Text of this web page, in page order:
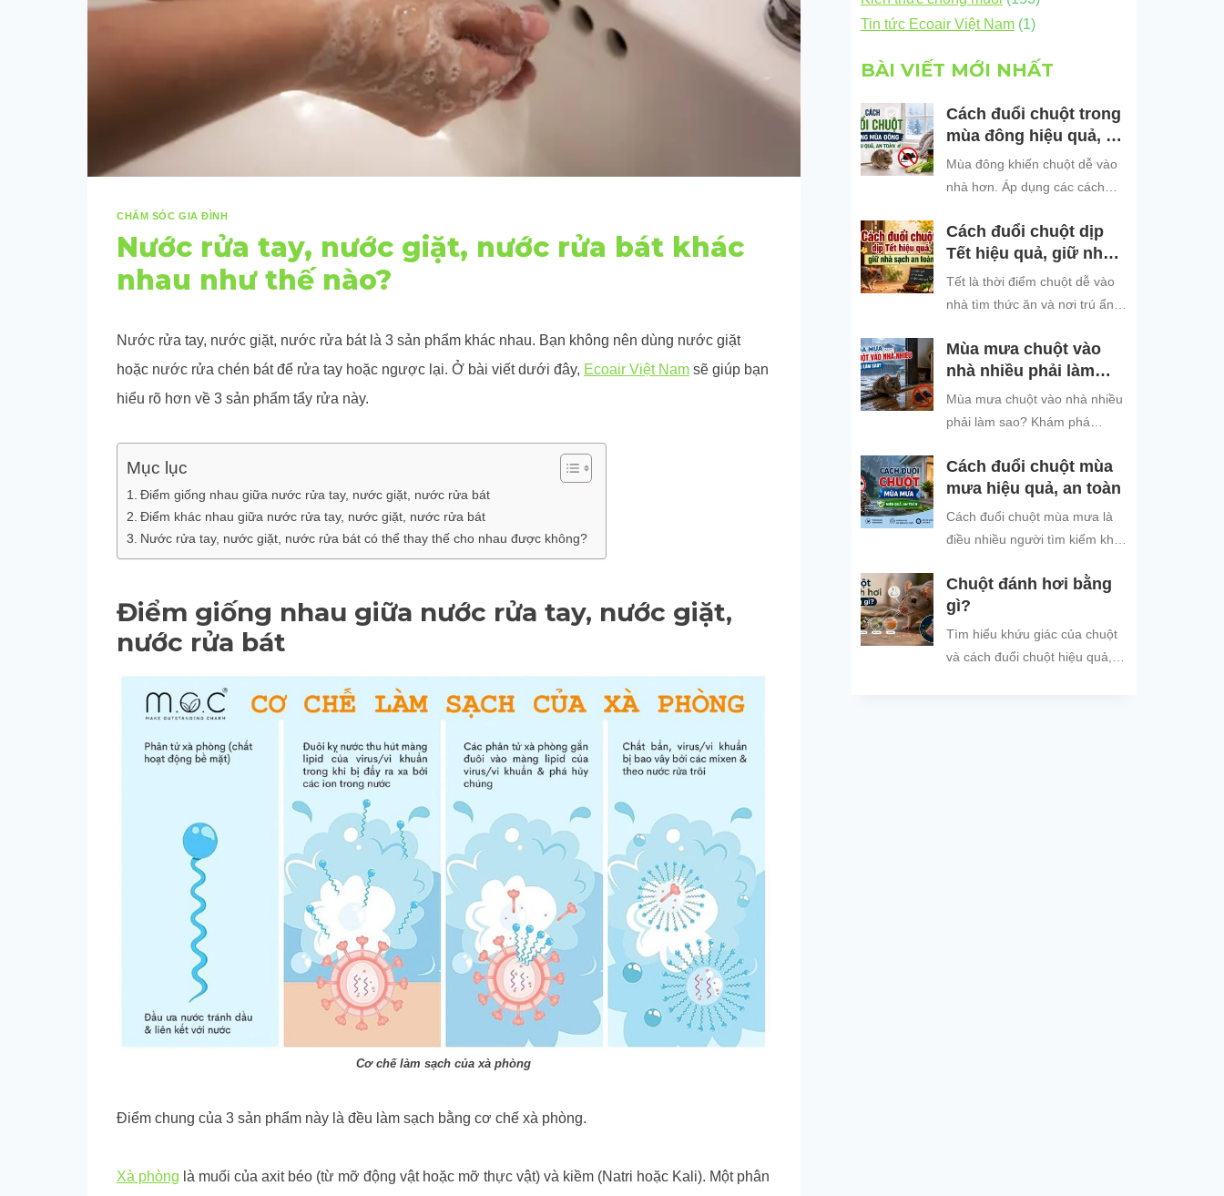
CHĂM SÓC GIA ĐÌNH
Nước rửa tay, nước giặt, nước rửa bát khác
nhau như thế nào?
Nước rửa tay, nước giặt, nước rửa bát là 3 sản phẩm khác nhau. Bạn không nên dùng nước giặt
hoặc nước rửa chén bát để rửa tay hoặc ngược lại. Ở bài viết dưới đây, Ecoair Việt Nam sẽ giúp bạn
hiểu rõ hơn về 3 sản phẩm tẩy rửa này.
Mục lục
Điểm giống nhau giữa nước rửa tay, nước giặt, nước rửa bát
Điểm khác nhau giữa nước rửa tay, nước giặt, nước rửa bát
Nước rửa tay, nước giặt, nước rửa bát có thể thay thế cho nhau được không?
Điểm giống nhau giữa nước rửa tay, nước giặt,
nước rửa bát
Cơ chế làm sạch của xà phòng
Điểm chung của 3 sản phẩm này là đều làm sạch bằng cơ chế xà phòng.
Xà phòng là muối của axit béo (từ mỡ động vật hoặc mỡ thực vật) và kiềm (Natri hoặc Kali). Một phân
Tin tức Ecoair Việt Nam(1)
BÀI VIẾT MỚI NHẤT
Cách đuổi chuột trong
mùa đông hiệu quả, an
toàn
Mùa đông khiến chuột dễ vào
nhà hơn. Áp dụng các cách
để bảo vệ không gian sống
sạch sẽ.
Cách đuổi chuột dịp
Tết hiệu quả, giữ nhà
sạch an toàn
Tết là thời điểm chuột dễ vào
nhà tìm thức ăn và nơi trú ẩn.
chuột dịp Tết hiệu quả, an toàn
và dễ áp dụng để giữ không
gian sống sạch sẽ, bảo vệ gia
đình và đón năm mới an tâm.
Mùa mưa chuột vào
nhà nhiều phải làm
sao?
Mùa mưa chuột vào nhà nhiều
phải làm sao? Khám phá
ẩn khi trời mưa và các cách
đuổi chuột, ngăn chuột xâm
nhập hiệu quả, an toàn, giúp
bảo vệ không gian sống sạch
Cách đuổi chuột mùa
mưa hiệu quả, an toàn
Cách đuổi chuột mùa mưa là
điều nhiều người tìm kiếm khi
khiến tình trạng chuột vào nhà
trú...
Chuột đánh hơi bằng
gì?
Tìm hiểu khứu giác của chuột
và cách đuổi chuột hiệu quả,